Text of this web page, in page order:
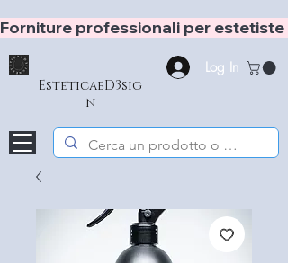
Forniture professionali per
EsteticaeD3sig
n
Log In